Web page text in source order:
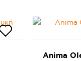
Anima